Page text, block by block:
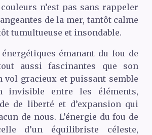
n’est pas sans rappeler
de la mer, tantôt calme
tumultueuse et insondable.
émanant du fou de
aussi fascinantes que son
vol gracieux et puissant semble
invisible entre les éléments,
de liberté et d’expansion qui
de nous. L’énergie du fou de
d’un équilibriste céleste,